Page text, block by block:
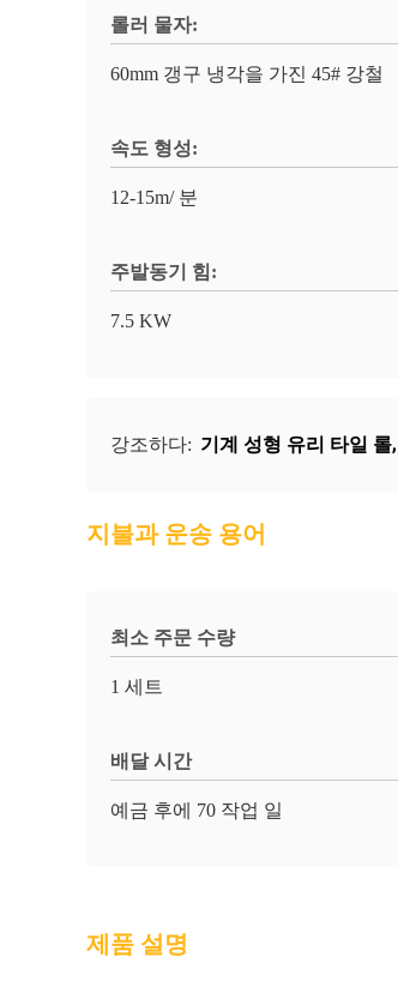
롤러 물자:
60mm 갱구 냉각을 가진 45# 강철
속도 형성:
12-15m/ 분
주발동기 힘:
7.5 KW
강조하다: 기계 성형 유리 타일 롤,
지불과 운송 용어
최소 주문 수량
1 세트
배달 시간
예금 후에 70 작업 일
제품 설명